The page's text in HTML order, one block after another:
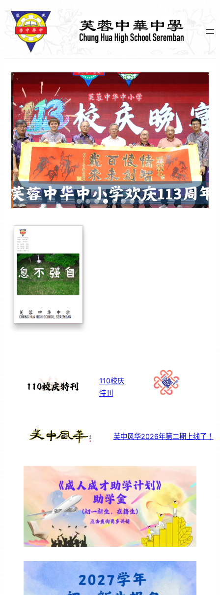
110校庆
特刊
芙中风华2026年第二期上线了！